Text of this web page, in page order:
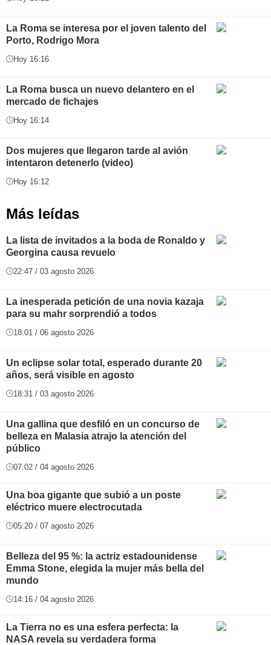
La Roma se interesa por el joven talento del
Porto, Rodrigo Mora
Hoy 16:16
La Roma busca un nuevo delantero en el
mercado de fichajes
Hoy 16:14
Dos mujeres que llegaron tarde al avión
intentaron detenerlo (video)
Hoy 16:12
Más leídas
La lista de invitados a la boda de Ronaldo y
Georgina causa revuelo
22:47 / 03 agosto 2026
La inesperada petición de una novia kazaja
para su mahr sorprendió a todos
18:01 / 06 agosto 2026
Un eclipse solar total, esperado durante 20
años, será visible en agosto
18:31 / 03 agosto 2026
Una gallina que desfiló en un concurso de
belleza en Malasia atrajo la atención del
público
07:02 / 04 agosto 2026
Una boa gigante que subió a un poste
eléctrico muere electrocutada
05:20 / 07 agosto 2026
Belleza del 95 %: la actriz estadounidense
Emma Stone, elegida la mujer más bella del
mundo
14:16 / 04 agosto 2026
La Tierra no es una esfera perfecta: la
NASA revela su verdadera forma